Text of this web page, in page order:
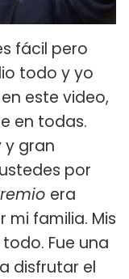
fácil pero
todo y yo
este video,
en todas.
y gran
por
era
familia. Mis
Fue una
a disfrutar el